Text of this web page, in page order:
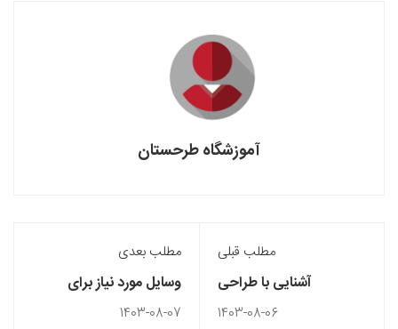
آموزشگاه طرحستان
مطلب قبلی
آشنایی با طراحی
دکوراسیون آشپزخانه سبک
1403-08-06
مطلب بعدی
وسایل مورد نیاز برای
انیمیشن سازی
1403-08-07